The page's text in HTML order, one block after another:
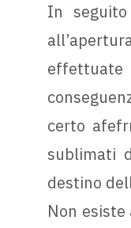
In
effettuate
certo
sublimati
destino
Non